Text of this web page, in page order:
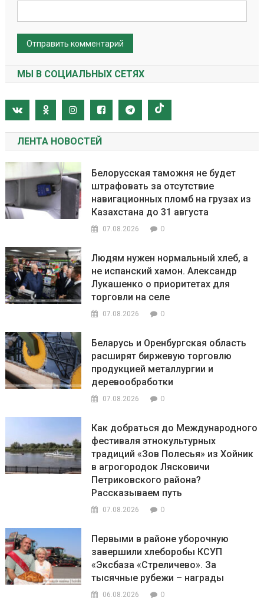
МЫ В СОЦИАЛЬНЫХ СЕТЯХ
ЛЕНТА НОВОСТЕЙ
Белорусская таможня не будет
штрафовать за отсутствие
навигационных пломб на грузах из
Казахстана до 31 августа
07.08.2026 0
Людям нужен нормальный хлеб, а
не испанский хамон. Александр
Лукашенко о приоритетах для
торговли на селе
07.08.2026 0
Беларусь и Оренбургская область
расширят биржевую торговлю
продукцией металлургии и
деревообработки
07.08.2026 0
Как добраться до Международного
фестиваля этнокультурных
традиций «Зов Полесья» из Хойник
в агрогородок Лясковичи
Петриковского района?
Рассказываем путь
07.08.2026 0
Первыми в районе уборочную
завершили хлеборобы КСУП
«Эксбаза «Стреличево». За
тысячные рубежи – награды
06.08.2026 0